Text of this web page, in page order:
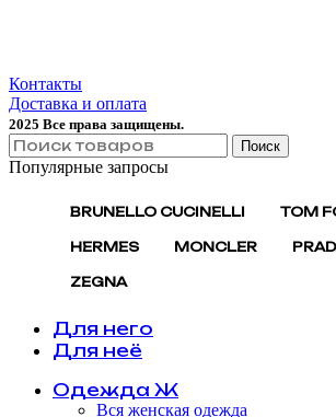
Контакты
Доставка и оплата
2025 Все права защищены.
Поиск
Популярные запросы
BRUNELLO CUCINELLI TOM
HERMES MONCLER
ZEGNA
Для него
Для неё
Одежда Ж
Вся женская одежда